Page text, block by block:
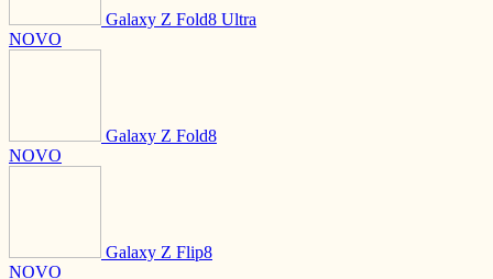
Galaxy Z Fold8 Ultra
NOVO
Galaxy Z Fold8
NOVO
Galaxy Z Flip8
NOVO